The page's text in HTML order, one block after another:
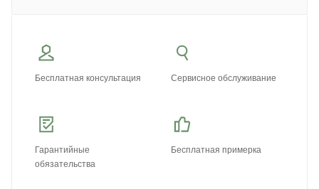
Бесплатная консультация Сервисное обслуживание
Гарантийные
обязательства
Бесплатная примерка